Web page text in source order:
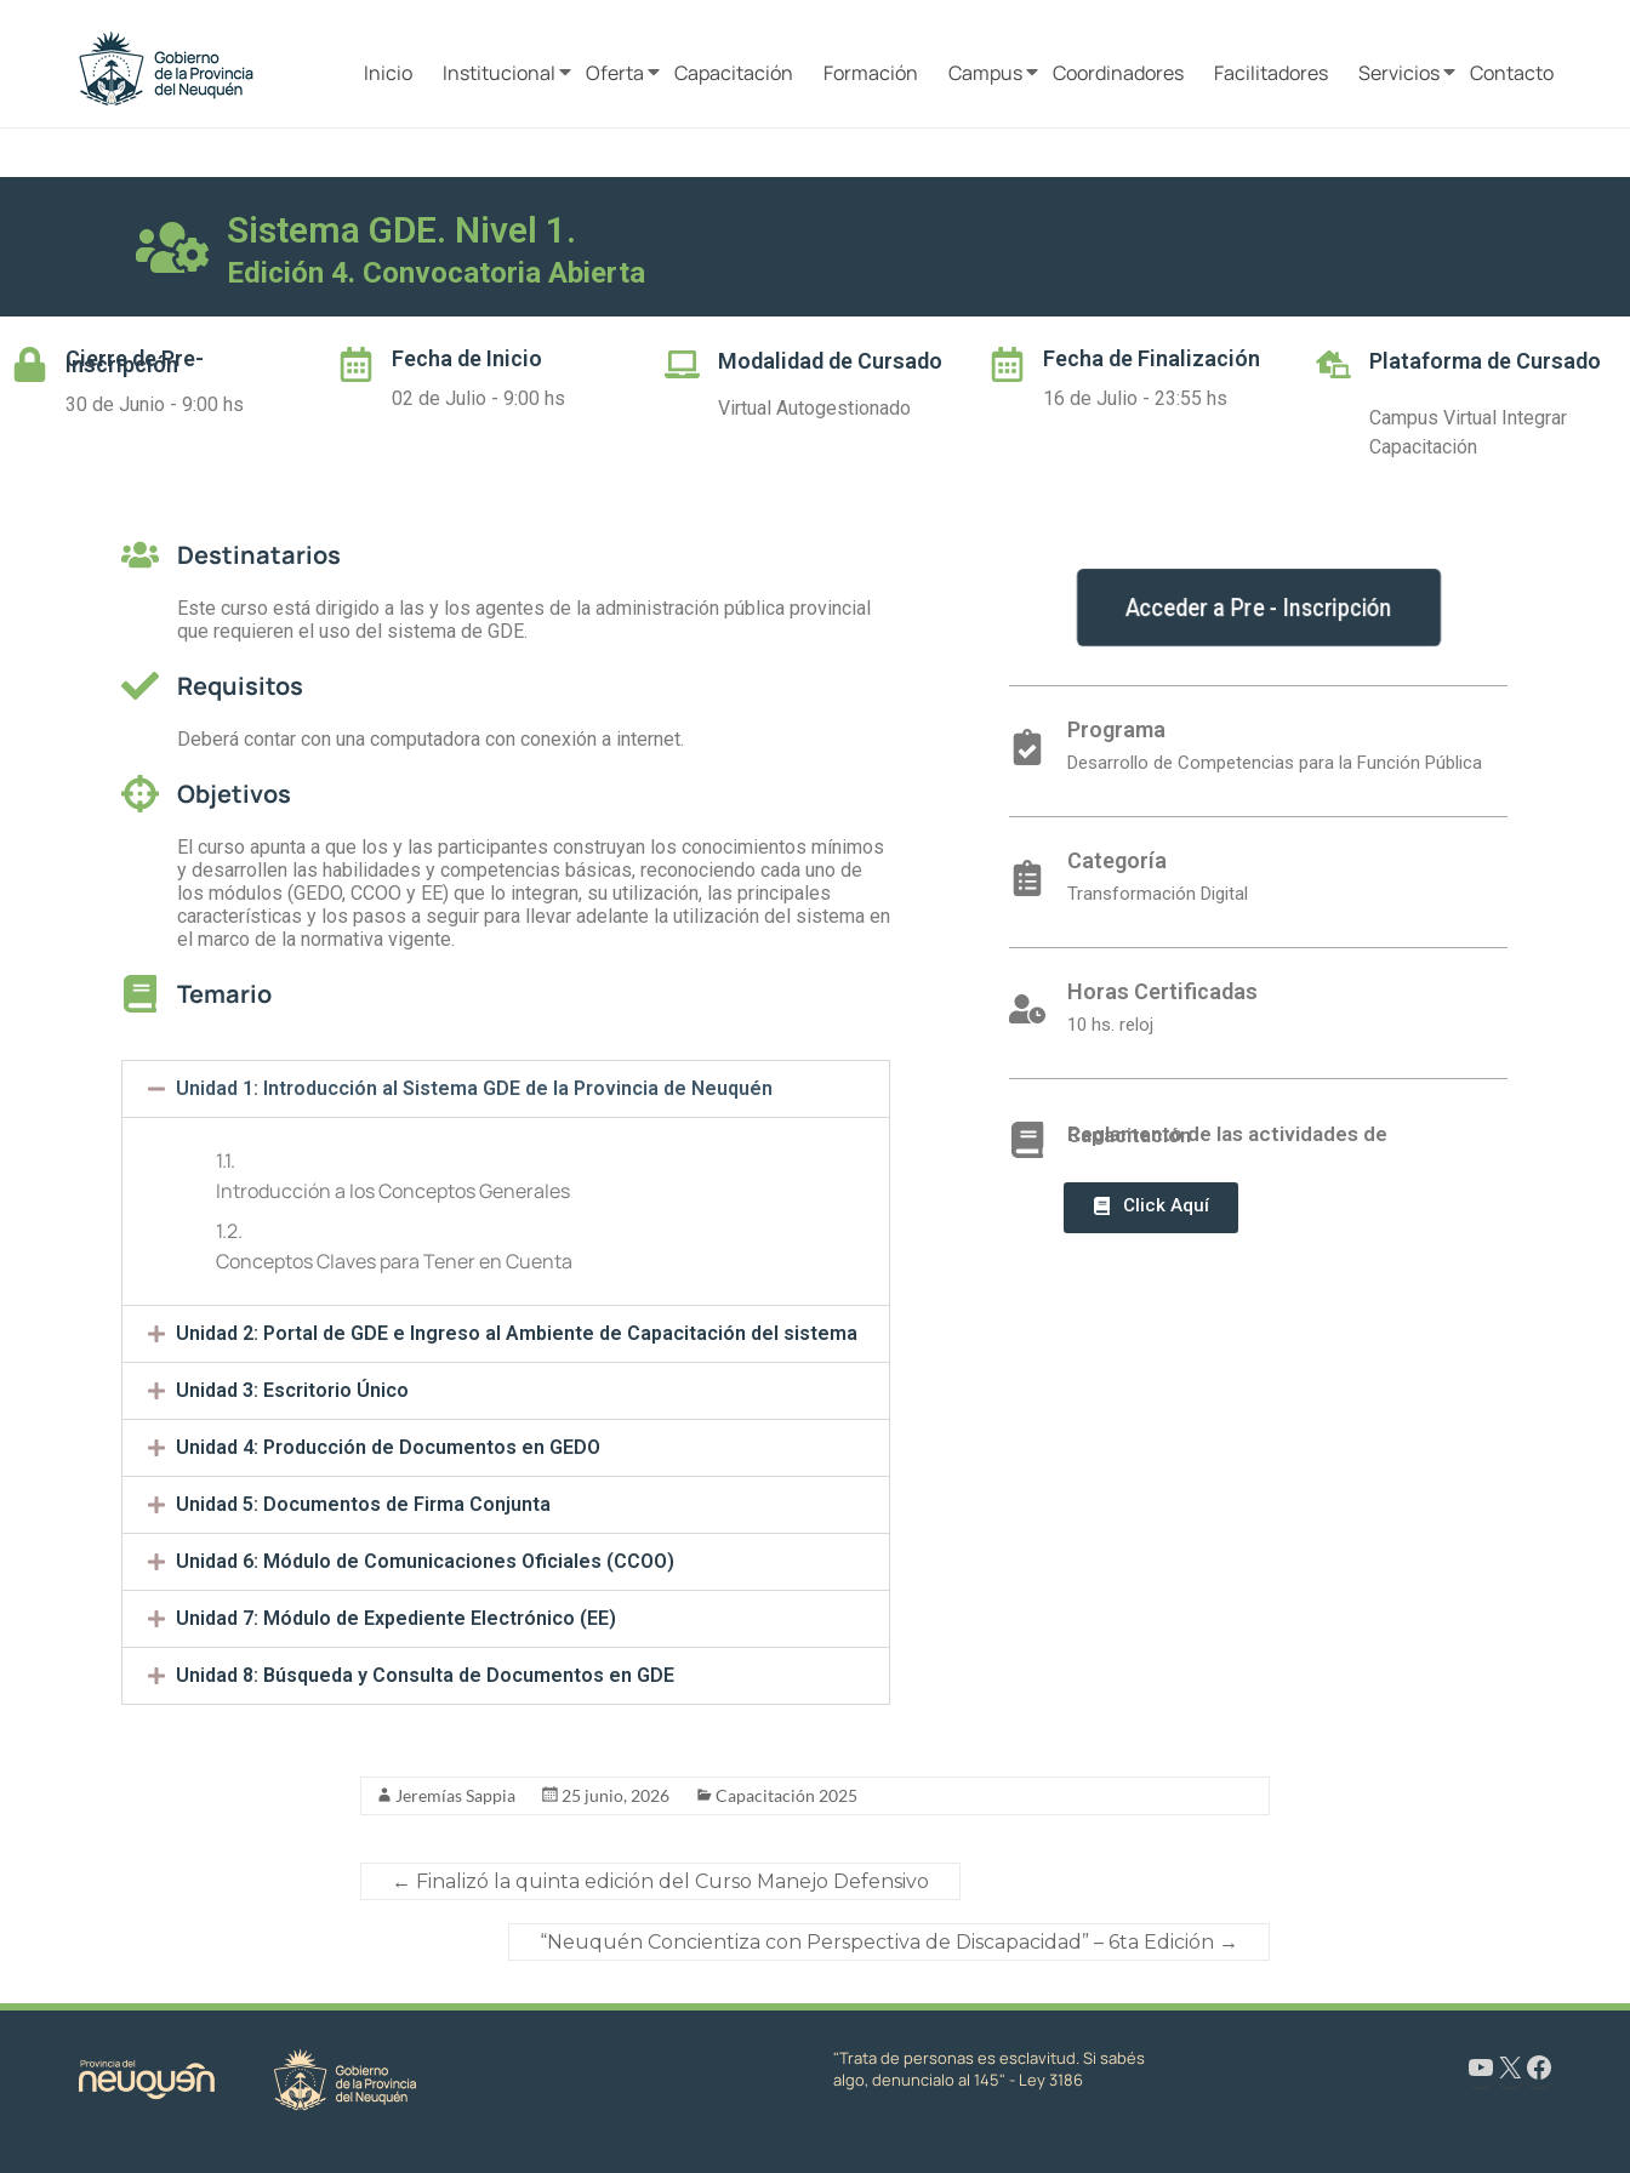
Inicio Institucional Oferta Capacitación Formación Campus Coordinadores Facilitadores Servicios Contacto
Sistema GDE. Nivel 1.
Edición 4. Convocatoria Abierta
Cierre dePre-
Inscripción
30 de Junio - 9:00 hs
Fecha de Inicio
02 de Julio - 9:00 hs
Modalidad de Cursado
Virtual Autogestionado
Fecha de Finalización
16 de Julio - 23:55 hs
Plataforma de Cursado
Campus Virtual Integrar
Capacitación
Destinatarios
Este curso está dirigido a las y los agentes de la administración pública provincial
que requieren el uso del sistema de GDE.
Requisitos
Deberá contar con una computadora con conexión a internet.
Objetivos
El curso apunta a que los y las participantes construyan los conocimientos mínimos
y desarrollen las habilidades y competencias básicas, reconociendo cada uno de
los módulos (GEDO, CCOO y EE) que lo integran, su utilización, las principales
características y los pasos a seguir para llevar adelante la utilización del sistema en
el marco de la normativa vigente.
Temario
Unidad 1: Introducción al Sistema GDE de la Provincia de Neuquén
1.1.
Introducción a los Conceptos Generales
1.2.
Conceptos Claves para Tener en Cuenta
Unidad 2: Portal de GDE e Ingreso al Ambiente de Capacitación del sistema
Unidad 3: Escritorio Único
Unidad 4: Producción de Documentos en GEDO
Unidad 5: Documentos de Firma Conjunta
Unidad 6: Módulo de Comunicaciones Oficiales (CCOO)
Unidad 7: Módulo de Expediente Electrónico (EE)
Unidad 8: Búsqueda y Consulta de Documentos en GDE
Acceder a Pre - Inscripción
Programa
Desarrollo de Competencias para la Función Pública
Categoría
Transformación Digital
Horas Certificadas
10 hs. reloj
Reglamento de las actividades de Capacitación
Click Aquí
Jeremías Sappia 25 junio, 2026 Capacitación 2025
← Finalizó la quinta edición del Curso Manejo Defensivo
“Neuquén Concientiza con Perspectiva de Discapacidad” – 6ta Edición →
"Trata de personas es esclavitud. Si sabés
algo, denuncialo al 145" - Ley 3186